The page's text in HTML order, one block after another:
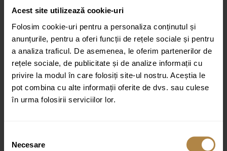
Acest site utilizează cookie-uri
Folosim cookie-uri pentru a personaliza conținutul și
anunțurile, pentru a oferi funcții de rețele sociale și pentru
a analiza traficul. De asemenea, le oferim partenerilor de
rețele sociale, de publicitate și de analize informații cu
privire la modul în care folosiți site-ul nostru. Aceștia le
pot combina cu alte informații oferite de dvs. sau culese
în urma folosirii serviciilor lor.
consimțământului
Necesare
marcate cu *
Evaluarea ta
Recenzia ta*
Nume*